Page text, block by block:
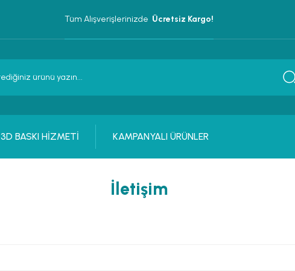
Tüm Alışverişlerinizde Ücretsiz Kargo!
3D BASKI HİZMETİ KAMPANYALI ÜRÜNLER
İletişim